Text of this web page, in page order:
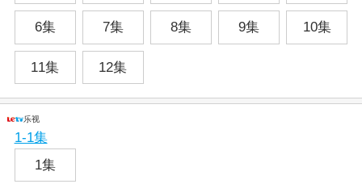
6集 7集 8集 9集 10集
11集 12集
乐视
1-1集
1集